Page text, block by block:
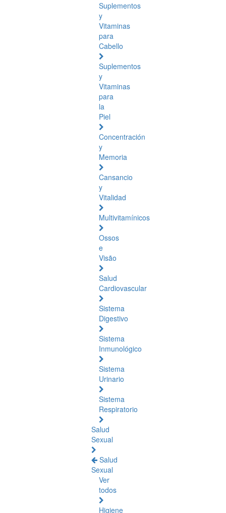
Suplementos
y
Vitaminas
para
Cabello
Suplementos
y
Vitaminas
para
la
Piel
Concentración
y
Memoria
Cansancio
y
Vitalidad
Multivitamínicos
Ossos
e
Visão
Salud
Cardiovascular
Sistema
Digestivo
Sistema
Inmunológico
Sistema
Urinario
Sistema
Respiratorio
Salud
Sexual
Salud
Sexual
Ver
todos
Higiene